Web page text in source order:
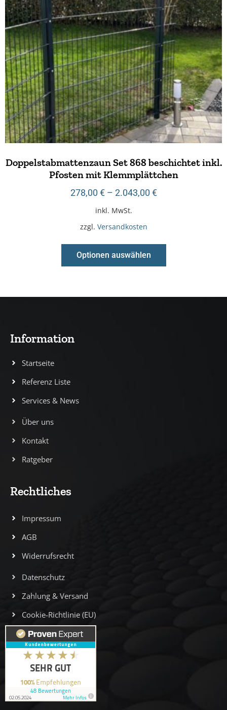
Doppelstabmattenzaun Set 868 beschichtet inkl.
Pfosten mit Klemmplättchen
278,00 €– 2.043,00 €
inkl. MwSt.
zzgl. Versandkosten
Optionen auswählen
Information
Startseite
Referenz Liste
Services & News
Über uns
Kontakt
Ratgeber
Rechtliches
Impressum
AGB
Widerrufsrecht
Datenschutz
Zahlung & Versand
Cookie-Richtlinie (EU)